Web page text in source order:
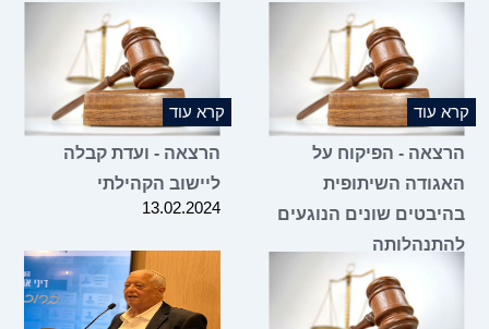
קרא עוד
הרצאה - הפיקוח על
האגודה השיתופית
בהיבטים שונים הנוגעים
להתנהלותה
קרא עוד
הרצאה - ועדת קבלה
ליישוב הקהילתי
13.02.2024